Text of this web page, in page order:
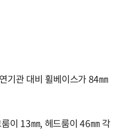
기관 대비 휠베이스가 84㎜
이 13㎜, 헤드룸이 46㎜ 각